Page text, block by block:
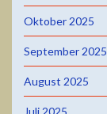
Oktober 2025
September 2025
August 2025
Juli 2025